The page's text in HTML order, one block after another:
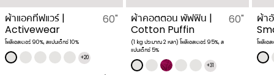
​ผ้าแอคทีฟแวร์ |
Activewear
โพลีเอสเตอร์ 90%, สแปนเด็กซ์ 10%
60"
+20
​ผ้าคอตตอน พัฟฟิน |
Cotton Puffin
(1 kg ประมาณ 2 หลา) โพลีเอสเตอร์ 95%, ส
แปนเด็กซ์ 5%
60"
+31
ผ้า
โพลีเอ